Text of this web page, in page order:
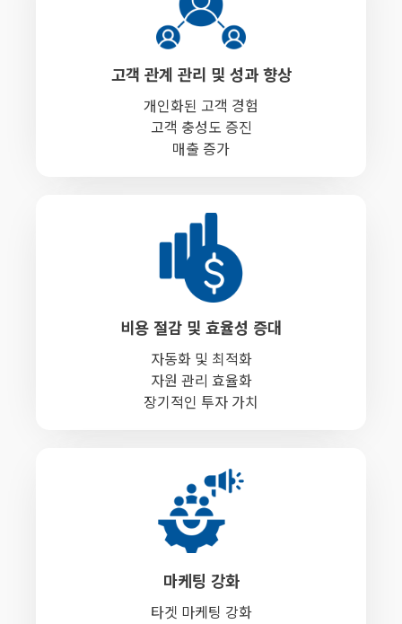
고객 관계 관리 및 성과 향상
개인화된 고객 경험
고객 충성도 증진
매출 증가
비용 절감 및 효율성 증대
자동화 및 최적화
자원 관리 효율화
장기적인 투자 가치
마케팅 강화
타겟 마케팅 강화